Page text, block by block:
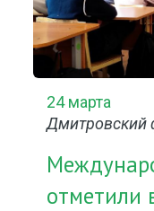
24 марта
Дмитровский
отметили